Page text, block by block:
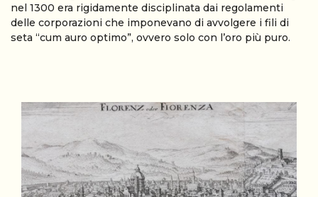
nel 1300 era rigidamente disciplinata dai regolamenti
delle corporazioni che imponevano di avvolgere i fili di
seta “cum auro optimo”, ovvero solo con l’oro più puro.